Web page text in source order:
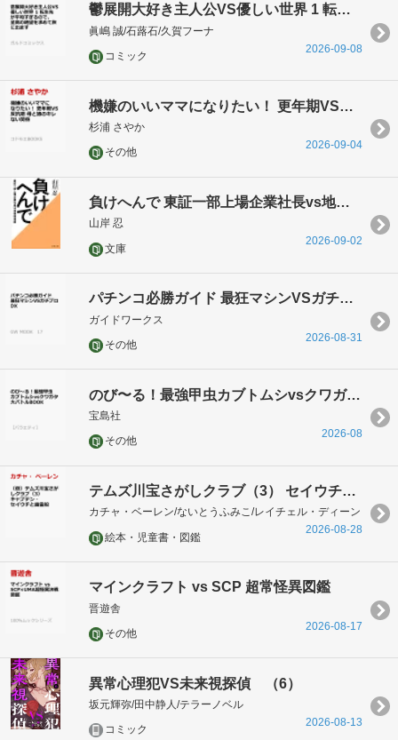
鬱展開大好き主人公VS優しい世界 1 転生先が平和すぎるので、至高の絶望を求めて旅に出ます
眞嶋 誠/石蕗石/久賀フーナ
コミック
2026-09-08
機嫌のいいママになりたい！ 更年期VS反抗期 母と娘のキレない関係
杉浦 さやか
その他
2026-09-04
負けへんで 東証一部上場企業社長vs地検特捜部
山岸 忍
文庫
2026-09-02
パチンコ必勝ガイド 最狂マシンVSガチプロDX
ガイドワークス
その他
2026-08-31
のび〜る！最強甲虫カブトムシvsクワガタ大バトルBOOK
宝島社
その他
2026-08
テムズ川宝さがしクラブ（3） セイウチ船長VSガイコツ海賊団！？
カチャ・ベーレン/ないとうふみこ/レイチェル・ディーン
絵本・児童書・図鑑
2026-08-28
マインクラフト vs SCP 超常怪異図鑑
晋遊舎
その他
2026-08-17
異常心理犯VS未来視探偵 （6）
坂元輝弥/田中静人/テラーノベル
コミック
2026-08-13